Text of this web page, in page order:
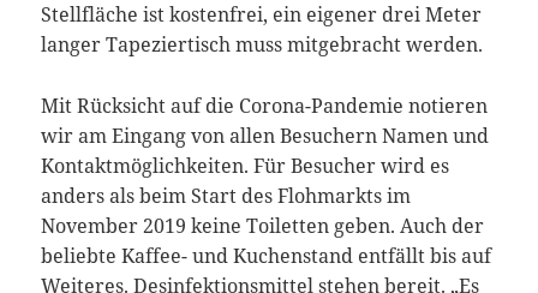
Stellfläche ist kostenfrei, ein eigener drei Meter
langer Tapeziertisch muss mitgebracht werden.
Mit Rücksicht auf die Corona-Pandemie notieren
wir am Eingang von allen Besuchern Namen und
Kontaktmöglichkeiten. Für Besucher wird es
anders als beim Start des Flohmarkts im
November 2019 keine Toiletten geben. Auch der
beliebte Kaffee- und Kuchenstand entfällt bis auf
Weiteres. Desinfektionsmittel stehen bereit. „Es